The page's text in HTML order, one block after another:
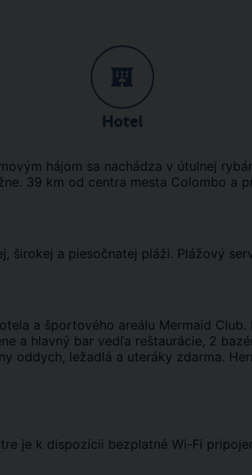
Hotel
hájom sa nachádza v útulnej
39 km od centra mesta Colombo a
širokej a piesočnatej pláži. Plážový
a športového areálu Mermaid Club.
a hlavný bar vedľa reštaurácie, 2
oddych, ležadlá a uteráky zdarma.
je k dispozícii bezplatné Wi-Fi